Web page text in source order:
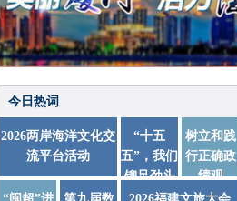
今日热词
2026两岸海洋文化交
流平台活动
“十五
五”，我们
铆足劲头
踏实干
树立和践
行正确政
绩观